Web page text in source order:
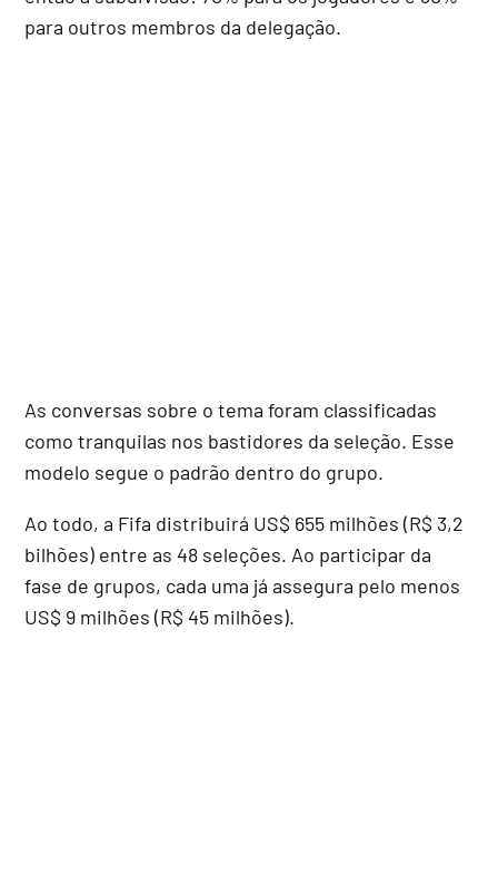
para outros membros da delegação.
As conversas sobre o tema foram classificadas
como tranquilas nos bastidores da seleção. Esse
modelo segue o padrão dentro do grupo.
Ao todo, a Fifa distribuirá US$ 655 milhões (R$ 3,2
bilhões) entre as 48 seleções. Ao participar da
fase de grupos, cada uma já assegura pelo menos
US$ 9 milhões (R$ 45 milhões).